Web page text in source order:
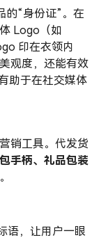
的“身份证”。在
Logo（如
印在衣领内
观度，还能有效
助于在社交媒体
销工具。代发货
手柄、礼品包装
语，让用户一眼